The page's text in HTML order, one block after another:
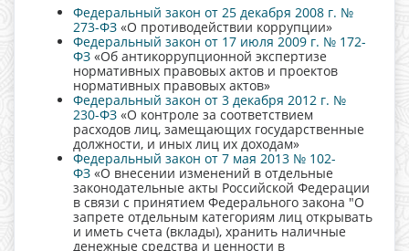
Федеральный закон от 25 декабря 2008 г. №
273-ФЗ «О противодействии коррупции»
Федеральный закон от 17 июля 2009 г. № 172-
ФЗ «Об антикоррупционной экспертизе
нормативных правовых актов и проектов
нормативных правовых актов»
Федеральный закон от 3 декабря 2012 г. №
230-ФЗ «О контроле за соответствием
расходов лиц, замещающих государственные
должности, и иных лиц их доходам»
Федеральный закон от 7 мая 2013 № 102-
ФЗ «О внесении изменений в отдельные
законодательные акты Российской Федерации
в связи с принятием Федерального закона "О
запрете отдельным категориям лиц открывать
и иметь счета (вклады), хранить наличные
денежные средства и ценности в